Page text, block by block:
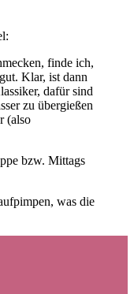
finde ich,
Klar, ist dann
dafür sind
zu übergießen
(also
bzw. Mittags
was die